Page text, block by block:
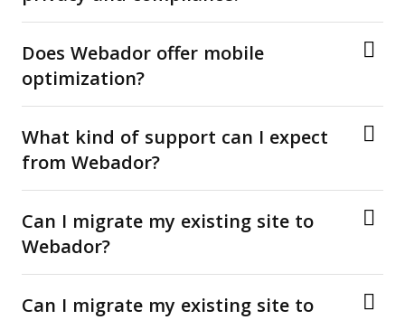
Does Webador offer mobile
optimization?
What kind of support can I expect
from Webador?
Can I migrate my existing site to
Webador?
Can I migrate my existing site to